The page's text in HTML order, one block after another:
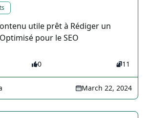
utile prêt à Rédiger un
pour le SEO
0 11
March 22, 2024